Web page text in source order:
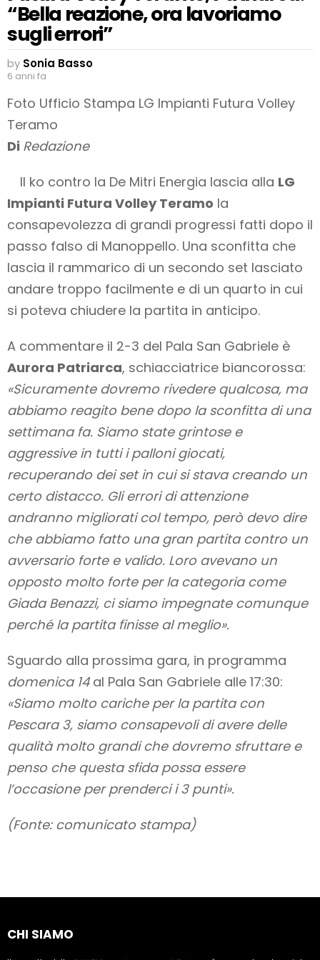
“Bella reazione, ora lavoriamo
sugli errori”
by Sonia Basso
6 anni fa
Foto Ufficio Stampa LG Impianti Futura Volley
Teramo
Di Redazione
Il ko contro la De Mitri Energia lascia alla LG
Impianti Futura Volley Teramo la
consapevolezza di grandi progressi fatti dopo il
passo falso di Manoppello. Una sconfitta che
lascia il rammarico di un secondo set lasciato
andare troppo facilmente e di un quarto in cui
si poteva chiudere la partita in anticipo.
A commentare il 2-3 del Pala San Gabriele è
Aurora Patriarca, schiacciatrice biancorossa:
«Sicuramente dovremo rivedere qualcosa, ma
abbiamo reagito bene dopo la sconfitta di una
settimana fa. Siamo state grintose e
aggressive in tutti i palloni giocati,
recuperando dei set in cui si stava creando un
certo distacco. Gli errori di attenzione
andranno migliorati col tempo, però devo dire
che abbiamo fatto una gran partita contro un
avversario forte e valido. Loro avevano un
opposto molto forte per la categoria come
Giada Benazzi, ci siamo impegnate comunque
perché la partita finisse al meglio».
Sguardo alla prossima gara, in programma
domenica 14al Pala San Gabriele alle 17:30:
«Siamo molto cariche per la partita con
Pescara 3, siamo consapevoli di avere delle
qualità molto grandi che dovremo sfruttare e
penso che questa sfida possa essere
l’occasione per prenderci i 3 punti».
(Fonte: comunicato stampa)
CHI SIAMO